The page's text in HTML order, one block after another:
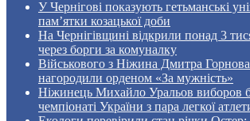
У Чернігові показують гетьманські
пам’ятки козацької доби
На Чернігівщині відкрили понад 3
через борги за комуналку
Військового з Ніжина Дмитра
нагородили орденом «За мужність»
Ніжинець Михайло Уральов виборов
чемпіонаті України з пара легкої